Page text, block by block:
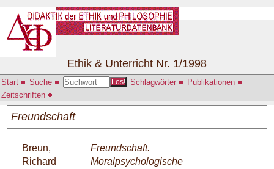
Start Suche Los! Schlagwörter
Publikationen
Zeitschriften
Ethik & Unterricht Nr. 1/1998
Freundschaft
Breun,
Richard
Freundschaft.
Moralpsychologische